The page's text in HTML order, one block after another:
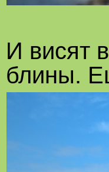
И висят
блины.